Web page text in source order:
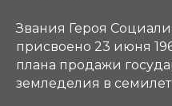
Звания Героя
присвоено 23 июня
плана продажи
земледелия в